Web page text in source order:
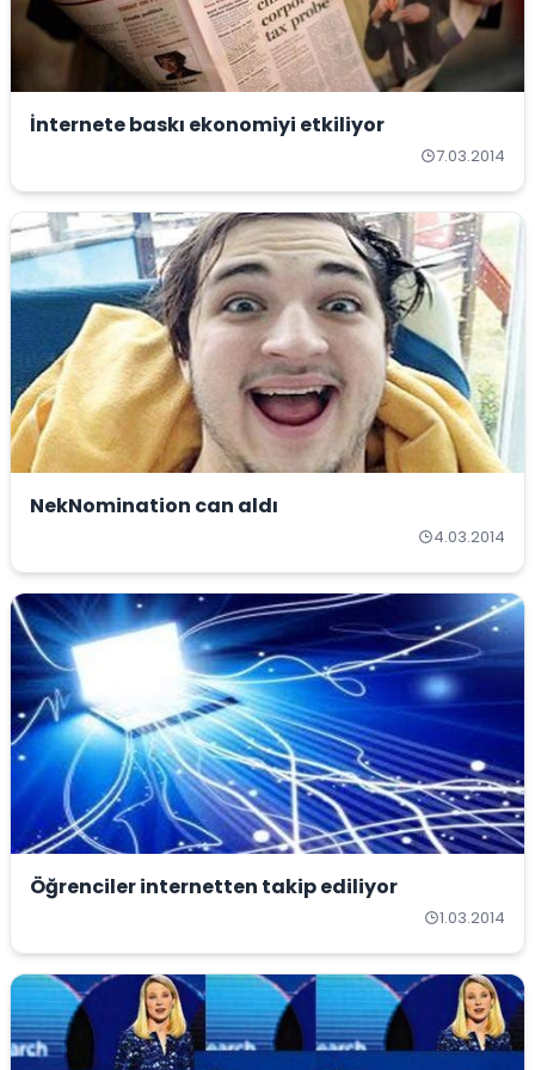
İnternete baskı ekonomiyi etkiliyor
7.03.2014
NekNomination can aldı
4.03.2014
Öğrenciler internetten takip ediliyor
1.03.2014